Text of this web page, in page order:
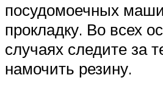
посудомоечных
прокладку. Во всех
случаях следите за
намочить резину.